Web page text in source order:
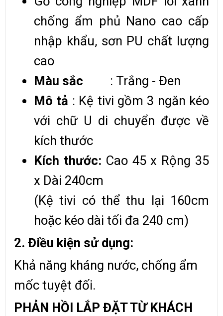
chống ẩm phủ Nano cao cấp
nhập khẩu, sơn PU chất lượng
cao
Màu sắc
: Trắng - Đen
Mô tả : Kệ tivi gồm 3 ngăn kéo
với chữ U di chuyển được về
kích thước
Kích thước: Cao 45 x Rộng 35
x Dài 240cm
(Kệ tivi có thể thu lại 160cm
hoặc kéo dài tối đa 240 cm)
2. Điều kiện sử dụng:
Khả năng kháng nước, chống ẩm
mốc tuyệt đối.
PHẢN HỒI LẮP ĐẶT TỪ KHÁCH